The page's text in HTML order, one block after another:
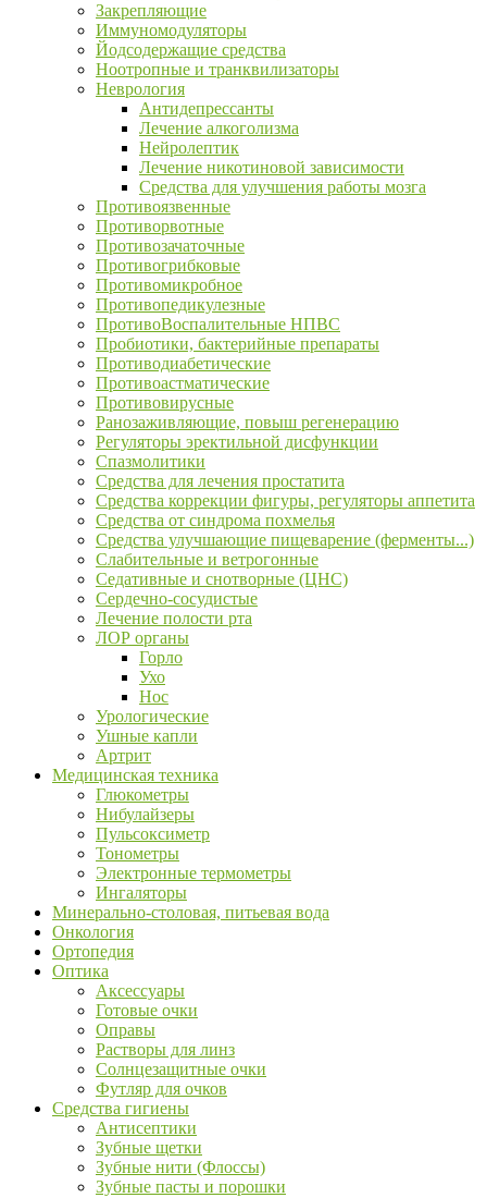
Закрепляющие
Иммуномодуляторы
Йодсодержащие средства
Ноотропные и транквилизаторы
Неврология
Антидепрессанты
Лечение алкоголизма
Нейролептик
Лечение никотиновой зависимости
Средства для улучшения работы мозга
Противоязвенные
Противорвотные
Противозачаточные
Противогрибковые
Противомикробное
Противопедикулезные
ПротивоВоспалительные НПВС
Пробиотики, бактерийные препараты
Противодиабетические
Противоастматические
Противовирусные
Ранозаживляющие, повыш регенерацию
Регуляторы эректильной дисфункции
Спазмолитики
Средства для лечения простатита
Средства коррекции фигуры, регуляторы аппетита
Средства от синдрома похмелья
Средства улучшающие пищеварение (ферменты...)
Слабительные и ветрогонные
Седативные и снотворные (ЦНС)
Сердечно-сосудистые
Лечение полости рта
ЛОР органы
Горло
Ухо
Нос
Урологические
Ушные капли
Артрит
Медицинская техника
Глюкометры
Нибулайзеры
Пульсоксиметр
Тонометры
Электронные термометры
Ингаляторы
Минерально-столовая, питьевая вода
Онкология
Ортопедия
Оптика
Аксессуары
Готовые очки
Оправы
Растворы для линз
Солнцезащитные очки
Футляр для очков
Средства гигиены
Антисептики
Зубные щетки
Зубные нити (Флоссы)
Зубные пасты и порошки